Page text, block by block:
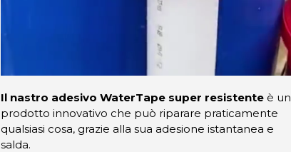
Il nastro adesivo WaterTape super resistente è un
prodotto innovativo che può riparare praticamente
qualsiasi cosa, grazie alla sua adesione istantanea e
salda.